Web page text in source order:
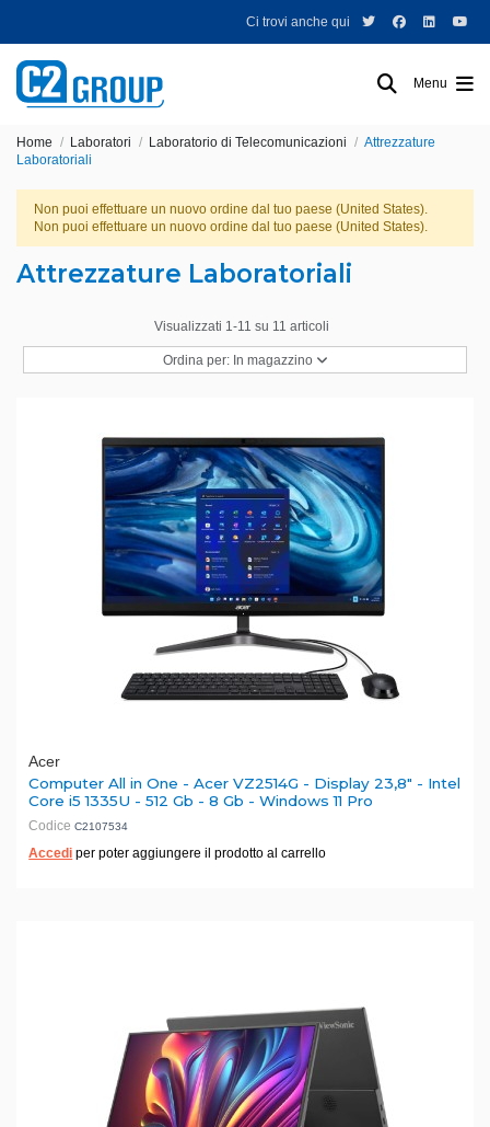
Ci trovi anche qui
Menu
Home Laboratori Laboratorio di Telecomunicazioni
Attrezzature
Laboratoriali
Non puoi effettuare un nuovo ordine dal tuo paese (United States).
Non puoi effettuare un nuovo ordine dal tuo paese (United States).
Attrezzature Laboratoriali
Visualizzati 1-11 su 11 articoli
Ordina per: In magazzino
Acer
Computer All in One - Acer VZ2514G - Display 23,8" - Intel
Core i5 1335U - 512 Gb - 8 Gb - Windows 11 Pro
Codice C2107534
Accedi per poter aggiungere il prodotto al carrello